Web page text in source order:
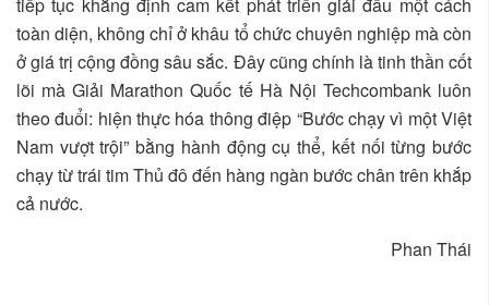
toàn diện, không chỉ ở khâu tổ chức chuyên nghiệp mà còn
ở giá trị cộng đồng sâu sắc. Đây cũng chính là tinh thần cốt
lõi mà Giải Marathon Quốc tế Hà Nội Techcombank luôn
theo đuổi: hiện thực hóa thông điệp “Bước chạy vì một Việt
Nam vượt trội” bằng hành động cụ thể, kết nối từng bước
chạy từ trái tim Thủ đô đến hàng ngàn bước chân trên khắp
cả nước.
Phan Thái